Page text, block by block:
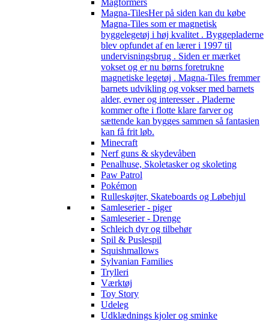
Magna-TilesHer på siden kan du købe
Magna-Tiles som er magnetisk
byggelegetøj i høj kvalitet . Byggepladerne
blev opfundet af en lærer i 1997 til
undervisningsbrug . Siden er mærket
vokset og er nu børns foretrukne
magnetiske legetøj . Magna-Tiles fremmer
barnets udvikling og vokser med barnets
alder, evner og interesser . Pladerne
kommer ofte i flotte klare farver og
sættende kan bygges sammen så fantasien
kan få frit løb.
Minecraft
Nerf guns & skydevåben
Penalhuse, Skoletasker og skoleting
Paw Patrol
Pokémon
Rulleskøjter, Skateboards og Løbehjul
Samleserier - piger
Samleserier - Drenge
Schleich dyr og tilbehør
Spil & Puslespil
Squishmallows
Sylvanian Families
Trylleri
Værktøj
Toy Story
Udeleg
Udklædnings kjoler og sminke